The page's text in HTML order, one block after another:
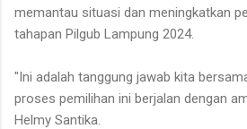
memantau situasi dan meningkatkan
tahapan Pilgub Lampung 2024.
"Ini adalah tanggung jawab kita
proses pemilihan ini berjalan dengan
Helmy Santika.